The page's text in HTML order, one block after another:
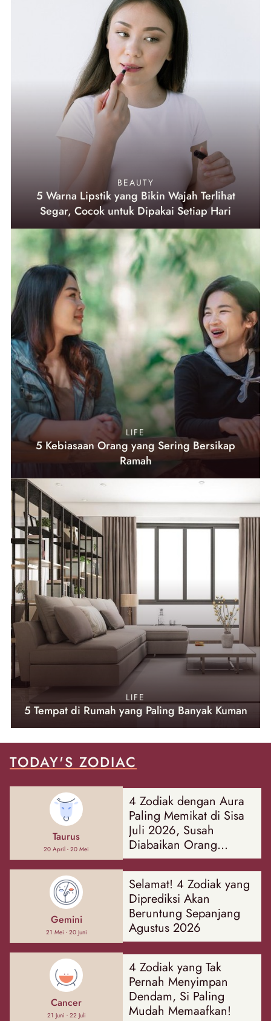
BEAUTY
5 Warna Lipstik yang Bikin Wajah Terlihat
Segar, Cocok untuk Dipakai Setiap Hari
LIFE
5 Kebiasaan Orang yang Sering Bersikap
Ramah
LIFE
5 Tempat di Rumah yang Paling Banyak Kuman
TODAY'S ZODIAC
Taurus
20 April - 20 Mei
4 Zodiak dengan Aura
Paling Memikat di Sisa
Juli 2026, Susah
Diabaikan Orang
Sekitar!
Gemini
21 Mei - 20 Juni
Selamat! 4 Zodiak yang
Diprediksi Akan
Beruntung Sepanjang
Agustus 2026
Cancer
21 Juni - 22 Juli
4 Zodiak yang Tak
Pernah Menyimpan
Dendam, Si Paling
Mudah Memaafkan!